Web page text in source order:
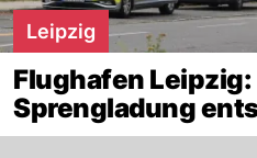
Leipzig
Flughafen
Sprengladung